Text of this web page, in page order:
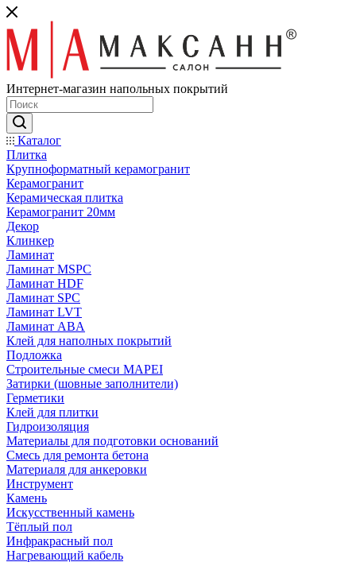
Интернет-магазин напольных покрытий
Каталог
Плитка
Крупноформатный керамогранит
Керамогранит
Керамическая плитка
Керамогранит 20мм
Декор
Клинкер
Ламинат
Ламинат MSPC
Ламинат HDF
Ламинат SPC
Ламинат LVT
Ламинат ABA
Клей для наполных покрытий
Подложка
Строительные смеси MAPEI
Затирки (шовные заполнители)
Герметики
Клей для плитки
Гидроизоляция
Материалы для подготовки оснований
Смесь для ремонта бетона
Материаля для анкеровки
Инструмент
Камень
Искусственный камень
Тёплый пол
Инфракрасный пол
Нагревающий кабель